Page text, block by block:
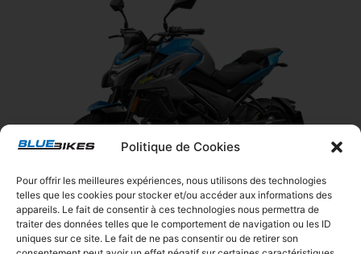
Politique de Cookies
Pour offrir les meilleures expériences, nous utilisons des technologies
telles que les cookies pour stocker et/ou accéder aux informations des
appareils. Le fait de consentir à ces technologies nous permettra de
traiter des données telles que le comportement de navigation ou les ID
uniques sur ce site. Le fait de ne pas consentir ou de retirer son
125NK
À partir de 3 399 €